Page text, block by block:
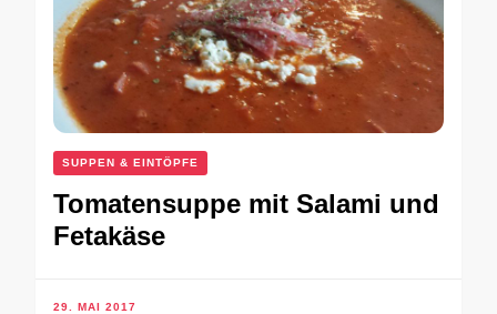
SUPPEN & EINTÖPFE
Tomatensuppe mit Salami und
Fetakäse
29. MAI 2017